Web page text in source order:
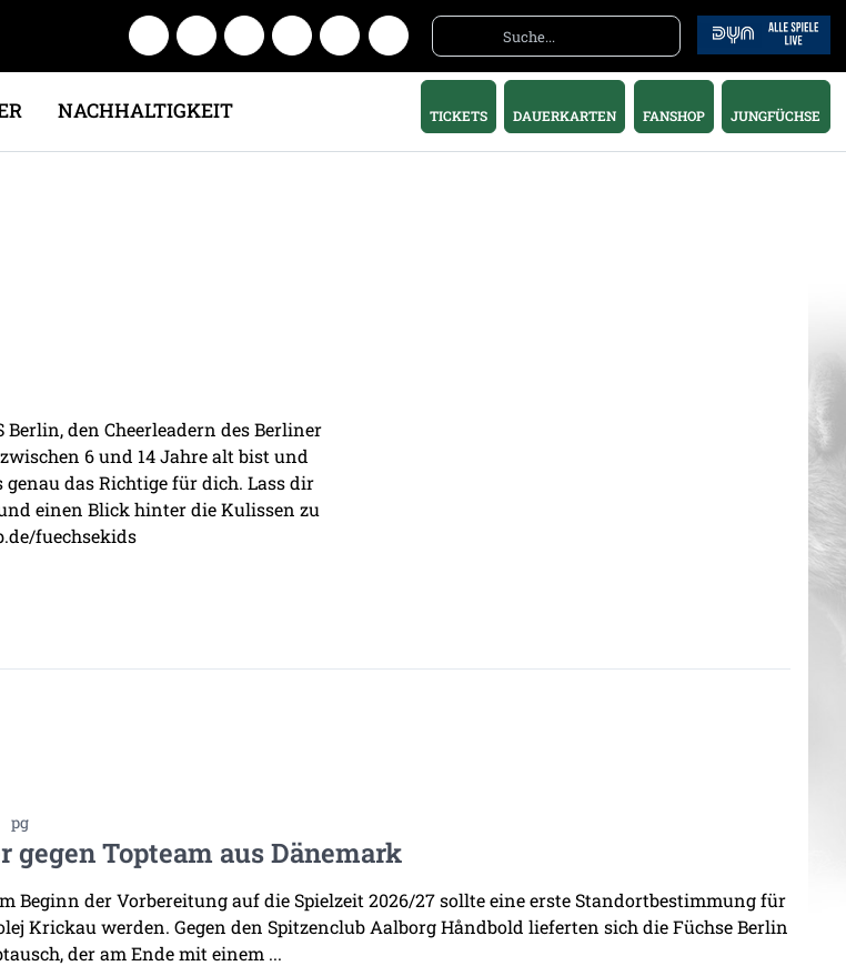
NACHHALTIGKEIT TICKETS DAUERKARTEN FANSHOP JUNGFÜCHSE
den Cheerleadern des Berliner
6 und 14 Jahre alt bist und
das Richtige für dich. Lass dir
einen Blick hinter die Kulissen zu
fuechsekids
pg
gegen Topteam aus Dänemark
Beginn der Vorbereitung auf die Spielzeit 2026/27 sollte eine erste Standortbestimmung für
Krickau werden. Gegen den Spitzenclub Aalborg Håndbold lieferten sich die Füchse Berlin
der am Ende mit einem ...